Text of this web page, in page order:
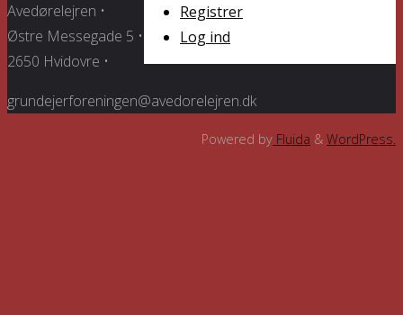
Registrer
Log ind
Avedørelejren •
Østre Messegade 5 •
2650 Hvidovre •
grundejerforeningen@avedorelejren.dk
Powered by Fluida & WordPress.